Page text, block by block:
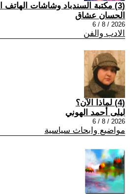
(3) مكتبة السندباد وشاشات الهاتف النقال
الحسان عشاق
2026 / 8 / 6
الادب والفن
(4) لماذا الآن؟
ليلى أحمد الهوني
2026 / 8 / 6
مواضيع وابحاث سياسية